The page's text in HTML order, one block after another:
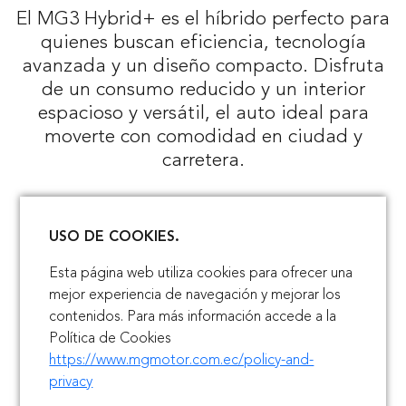
USO DE COOKIES.
Esta página web utiliza cookies para ofrecer una
mejor experiencia de navegación y mejorar los
contenidos. Para más información accede a la
Política de Cookies
https://www.mgmotor.com.ec/policy-and-
privacy
El MG3 Hybrid+ es el híbrido perfecto para
quienes buscan eficiencia, tecnología
avanzada y un diseño compacto. Disfruta
de un consumo reducido y un interior
espacioso y versátil, el auto ideal para
moverte con comodidad en ciudad y
carretera.